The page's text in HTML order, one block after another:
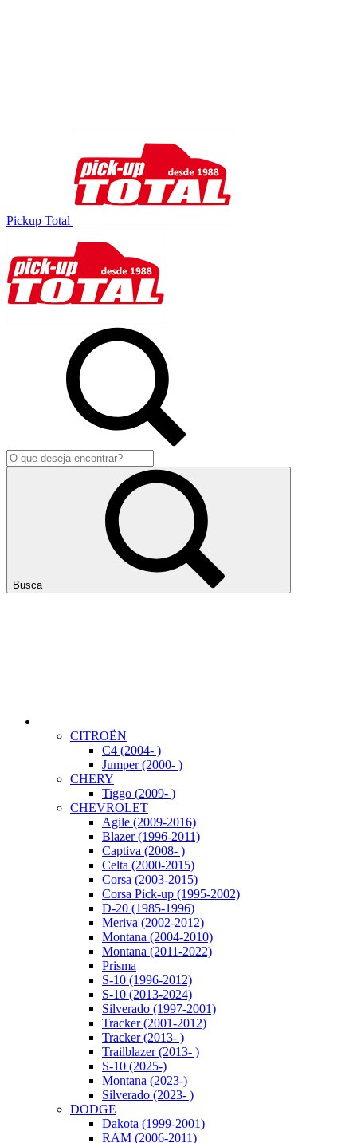
Pickup Total
Busca
CITROËN
C4 (2004- )
Jumper (2000- )
CHERY
Tiggo (2009- )
CHEVROLET
Agile (2009-2016)
Blazer (1996-2011)
Captiva (2008- )
Celta (2000-2015)
Corsa (2003-2015)
Corsa Pick-up (1995-2002)
D-20 (1985-1996)
Meriva (2002-2012)
Montana (2004-2010)
Montana (2011-2022)
Prisma
S-10 (1996-2012)
S-10 (2013-2024)
Silverado (1997-2001)
Tracker (2001-2012)
Tracker (2013- )
Trailblazer (2013- )
S-10 (2025-)
Montana (2023-)
Silverado (2023- )
DODGE
Dakota (1999-2001)
RAM (2006-2011)